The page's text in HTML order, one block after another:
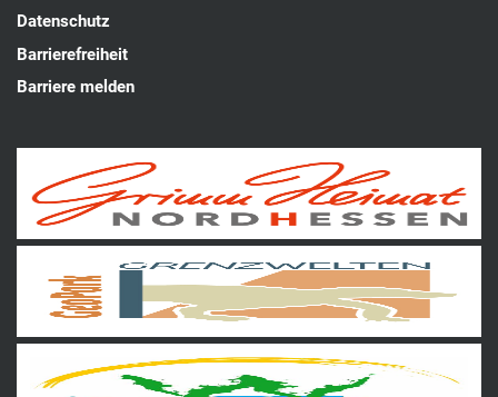
Datenschutz
Barrierefreiheit
Barriere melden